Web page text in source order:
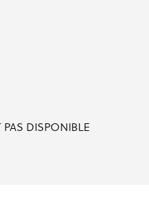
PAS DISPONIBLE